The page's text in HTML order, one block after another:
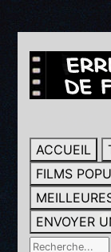
ACCUEIL
FILMS
ENVOYER